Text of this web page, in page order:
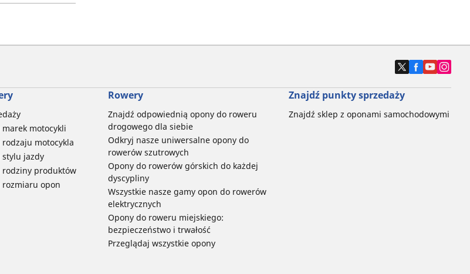
marek motocykli
rodzaju motocykla
stylu jazdy
rodziny produktów
rozmiaru opon
Rowery
Znajdź odpowiednią opony do roweru
drogowego dla siebie
Odkryj nasze uniwersalne opony do
rowerów szutrowych
Opony do rowerów górskich do każdej
dyscypliny
Wszystkie nasze gamy opon do rowerów
elektrycznych
Opony do roweru miejskiego:
bezpieczeństwo i trwałość
Przeglądaj wszystkie opony
Znajdź punkty sprzedaży
Znajdź sklep z oponami samochodowymi